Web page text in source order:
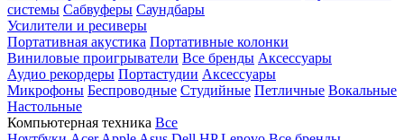
системы Сабвуферы Саундбары
Усилители и ресиверы
Портативная акустика Портативные колонки
Виниловые проигрыватели Все бренды Аксессуары
Аудио рекордеры Портастудии Аксессуары
Микрофоны Беспроводные Студийные Петличные Вокальные
Настольные
Компьютерная техника Все